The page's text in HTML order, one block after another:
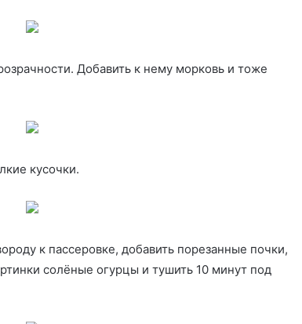
Добавить к нему морковь и тоже
кусочки.
к пассеровке, добавить порезанные почки,
солёные огурцы и тушить 10 минут под